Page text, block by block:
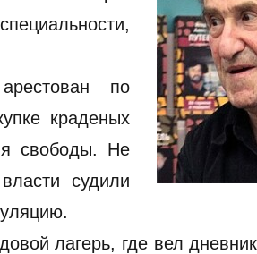
по
краденых
свободы. Не
судили
лагерь, где вел